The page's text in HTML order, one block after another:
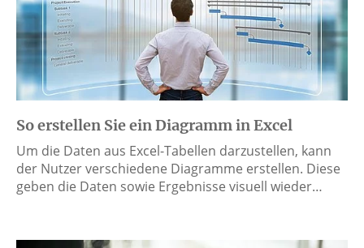
So erstellen Sie ein Diagramm in Excel
Um die Daten aus Excel-Tabellen darzustellen, kann
der Nutzer verschiedene Diagramme erstellen. Diese
geben die Daten sowie Ergebnisse visuell wieder…